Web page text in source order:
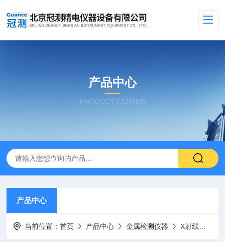
产品中心
PRODUCT CENTER
产品中心
当前位置：首页 产品中心 金属检测仪器 X射线异物检测机